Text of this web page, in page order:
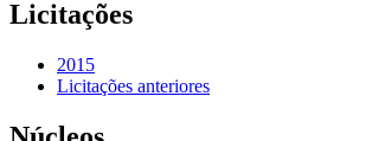
Licitações
2015
Licitações anteriores